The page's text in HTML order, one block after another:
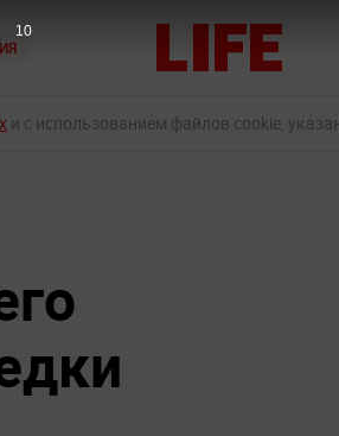
и с использованием файлов cookie,
9